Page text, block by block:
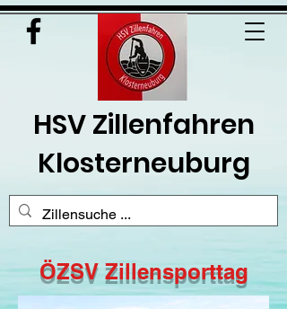
HSV Zillenfahren
Klosterneuburg
ÖZSV Zillensporttag